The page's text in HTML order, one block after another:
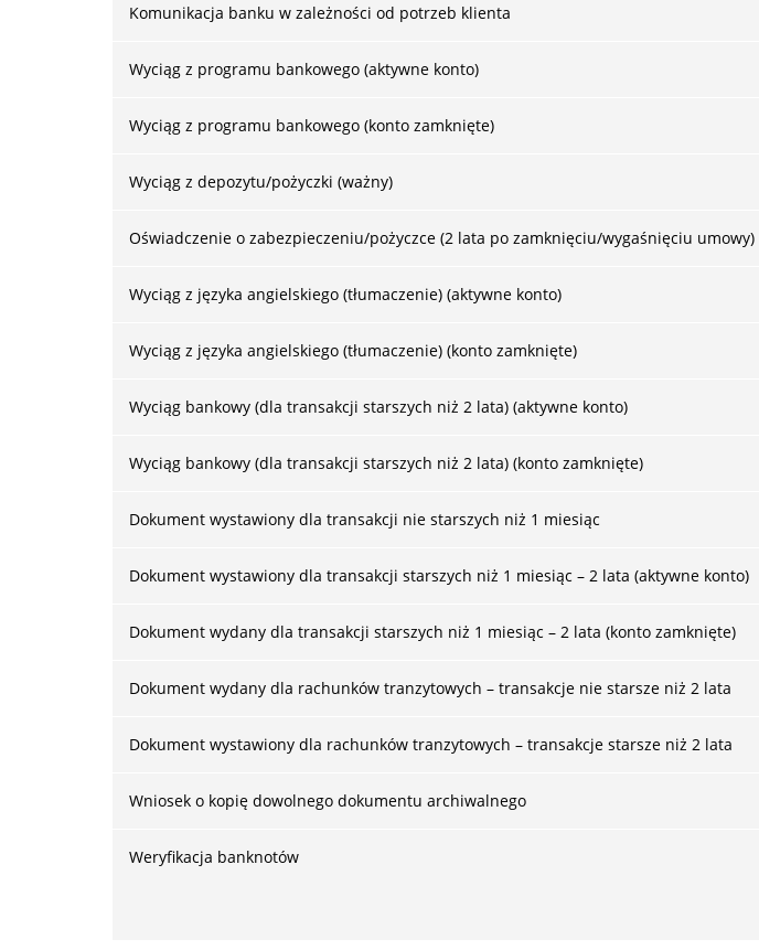
Komunikacja banku w zależności od potrzeb klienta
Wyciąg z programu bankowego (aktywne konto)
Wyciąg z programu bankowego (konto zamknięte)
Wyciąg z depozytu/pożyczki (ważny)
Oświadczenie o zabezpieczeniu/pożyczce (2 lata po zamknięciu/wygaśnięciu umowy)
Wyciąg z języka angielskiego (tłumaczenie) (aktywne konto)
Wyciąg z języka angielskiego (tłumaczenie) (konto zamknięte)
Wyciąg bankowy (dla transakcji starszych niż 2 lata) (aktywne konto)
Wyciąg bankowy (dla transakcji starszych niż 2 lata) (konto zamknięte)
Dokument wystawiony dla transakcji nie starszych niż 1 miesiąc
Dokument wystawiony dla transakcji starszych niż 1 miesiąc – 2 lata (aktywne konto)
Dokument wydany dla transakcji starszych niż 1 miesiąc – 2 lata (konto zamknięte)
Dokument wydany dla rachunków tranzytowych – transakcje nie starsze niż 2 lata
Dokument wystawiony dla rachunków tranzytowych – transakcje starsze niż 2 lata
Wniosek o kopię dowolnego dokumentu archiwalnego
Weryfikacja banknotów